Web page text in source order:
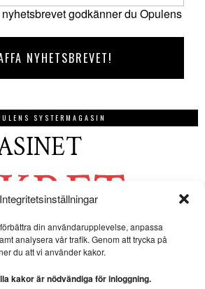
Integritetsinställningar
din användarupplevelse, anpassa
analysera vår trafik. Genom att trycka på
du att vi använder kakor.
kakor är nödvändiga för inloggning.
godkänner du Opulens
SYSTERMAGASIN